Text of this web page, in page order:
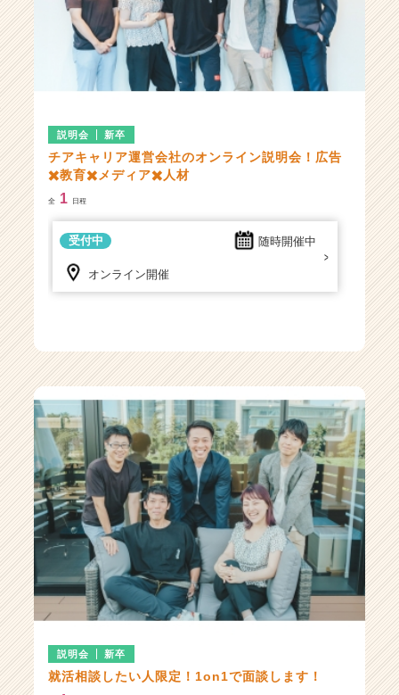
説明会 新卒
チアキャリア運営会社のオンライン説明会！広告
✖️教育✖️メディア✖️人材
全 1 日程
随時開催中
受付中
オンライン開催
説明会 新卒
就活相談したい人限定！1on1で面談します！